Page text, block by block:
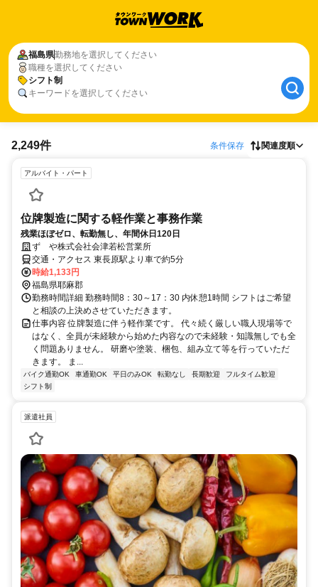
福島県勤務地を選択してください
職種を選択してください
シフト制
キーワードを選択してください
2,249件 条件保存 関連度順
アルバイト・パート
位牌製造に関する軽作業と事務作業
残業ほぼゼロ、転勤無し、年間休日120日
ずゞや株式会社会津若松営業所
交通・アクセス 東長原駅より車で約5分
時給1,133円
福島県耶麻郡
勤務時間詳細 勤務時間8：30～17：30 内休憩1時間 シフトはご希望
と相談の上決めさせていただきます。
仕事内容 位牌製造に伴う軽作業です。 代々続く厳しい職人現場等で
はなく、全員が未経験から始めた内容なので未経験・知識無しでも全
く問題ありません。 研磨や塗装、梱包、組み立て等を行っていただ
きます。 ま...
バイク通勤OK 車通勤OK 平日のみOK 転勤なし 長期歓迎
フルタイム歓迎
シフト制
派遣社員